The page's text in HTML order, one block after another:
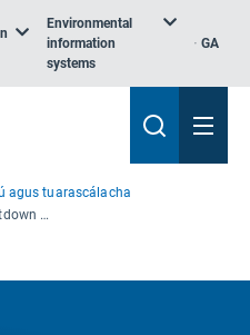
Environmental
information
systems
GA
agus tuarascálacha
Tuarascáil 2021 ó Lancet Countdown ar an tsláinte agus ar an athrú aeráide: code red ar mhaithe le todhchaí shláintiúil